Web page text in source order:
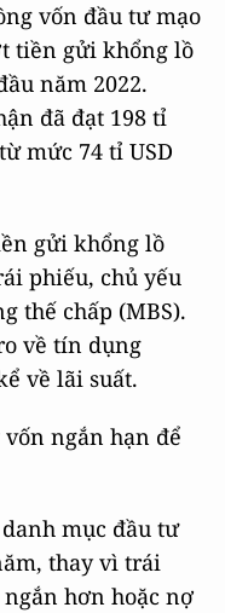
vốn đầu tư mạo
tiền gửi khổng lồ
năm 2022.
đã đạt 198 tỉ
mức 74 tỉ USD
gửi khổng lồ
phiếu, chủ yếu
thế chấp (MBS).
về tín dụng
về lãi suất.
ngắn hạn để
mục đầu tư
thay vì trái
hơn hoặc nợ